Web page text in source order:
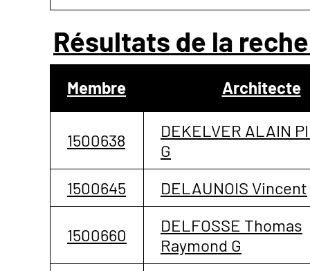
Résultats de la
Membre Architecte
1500638
DEKELVER ALAIN
G
1500645
DELAUNOIS Vincent
1500660
DELFOSSE Thomas
Raymond G